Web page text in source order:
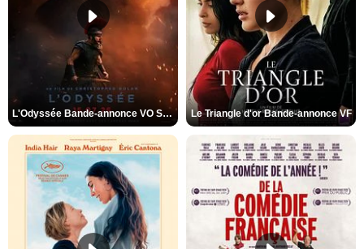
L'Odyssée Bande-annonce VO STFR Le Triangle d'or Bande-annonce VF